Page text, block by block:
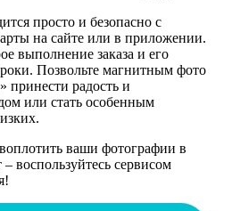
просто и безопасно с
на сайте или в приложении.
выполнение заказа и его
Позвольте магнитным фото
принести радость и
или стать особенным
ваши фотографии в
воспользуйтесь сервисом